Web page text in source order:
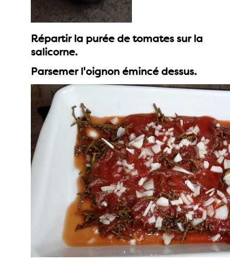
Répartir la purée de tomates sur la
salicorne.
Parsemer l'oignon émincé dessus.